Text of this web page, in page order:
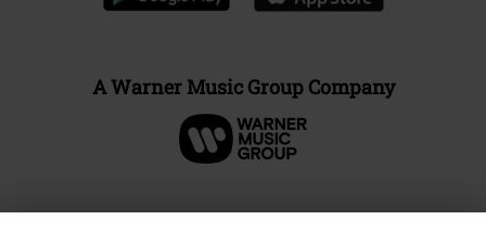
A Warner Music Group Company